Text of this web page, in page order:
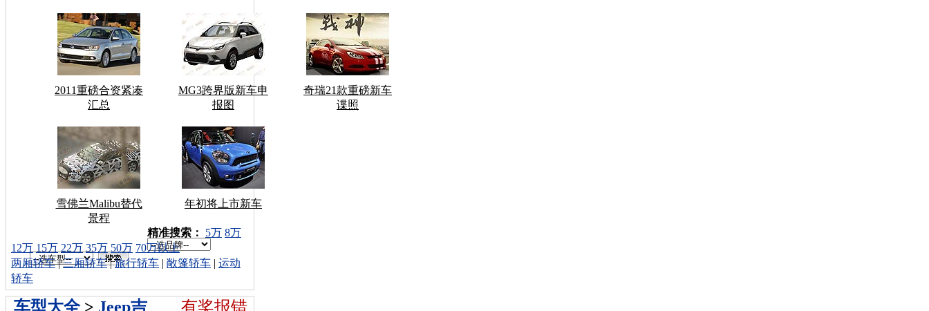
2011重磅合资紧凑
汇总
MG3跨界版新车申
报图
奇瑞21款重磅新车
谍照
雪佛兰Malibu替代
景程
年初将上市新车
车型搜索：
精准搜索： 5万 8万
12万 15万 22万 35万 50万 70万以上
两厢轿车|三厢轿车|旅行轿车 | 敞篷轿车 | 运动
轿车
有奖报错
车型大全> Jeep吉